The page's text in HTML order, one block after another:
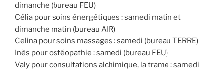
dimanche (bureau FEU)
Célia pour soins énergétiques : samedi matin et
dimanche matin (bureau AIR)
Celina pour soins massages : samedi (bureau TERRE)
Inès pour ostéopathie : samedi (bureau FEU)
Valy pour consultations alchimique, la trame : samedi